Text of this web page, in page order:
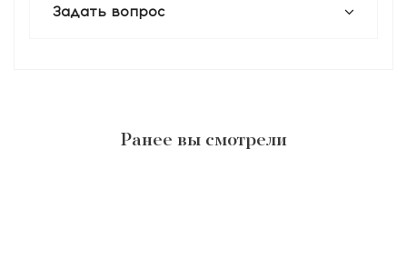
Задать вопрос
Ранее вы смотрели